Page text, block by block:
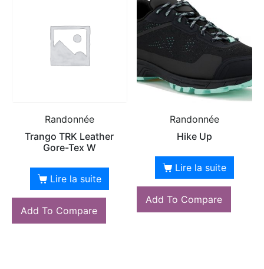
Randonnée
Trango TRK Leather
Gore-Tex W
Lire la suite
Add To Compare
Randonnée
Hike Up
Lire la suite
Add To Compare